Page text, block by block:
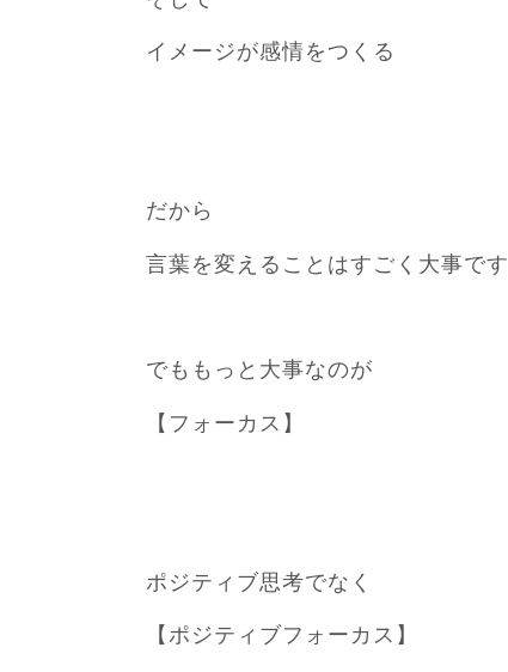
イメージが感情をつくる
だから
言葉を変えることはすごく大事です
でももっと大事なのが
【フォーカス】
ポジティブ思考でなく
【ポジティブフォーカス】